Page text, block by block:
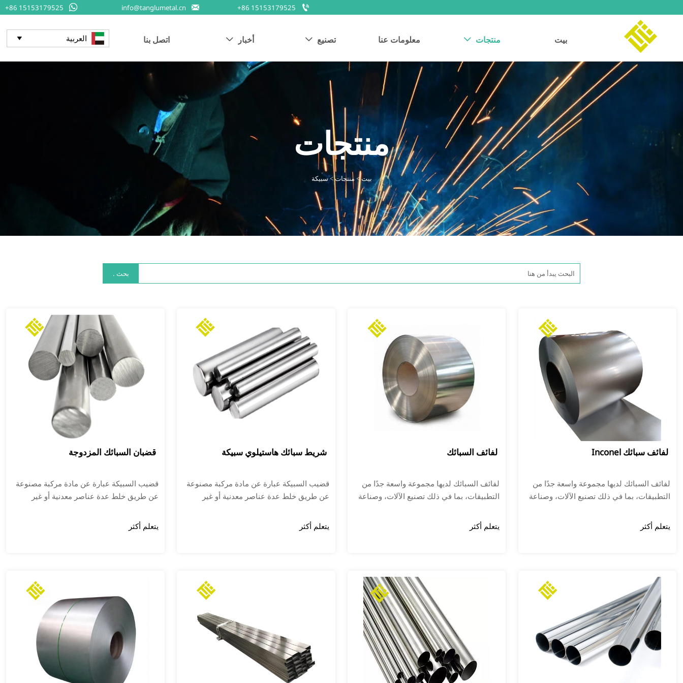

+86 15153179525

info@tanglumetal.cn

+86 15153179525
بيت منتجات  معلومات عنا تصنيع  أخبار  اتصل بنا العربية 
منتجات
بيت> منتجات>سبيكة
بحث .
قضبان السبائك المزدوجة
قضيب السبيكة عبارة عن مادة مركبة مصنوعة
عن طريق خلط عدة عناصر معدنية أو غير
تحضير المواد، والصهر، والصب، والبثق،
والمعالجة الحرارية، والمعالجة الحرارية،
خاصة أخرى. عادة ما يتم تصنيعها عن طريق
معالجة مواد السبائك وهي مادة مهمة في
صناعة المعالجة الميكانيكية والتصنيع. تُستخدم
بشكل رئيسي في صناعات الطيران
والبتروكيماويات والطاقة النووية والسيارات
والبناء والإلكترونيات
يتعلم أكثر
شريط سبائك هاستيلوي سبيكة
قضيب السبيكة عبارة عن مادة مركبة مصنوعة
عن طريق خلط عدة عناصر معدنية أو غير
تحضير المواد، والصهر، والصب، والبثق،
والمعالجة الحرارية، والمعالجة الحرارية،
خاصة أخرى. عادة ما يتم تصنيعها عن طريق
معالجة مواد السبائك وهي مادة مهمة في
صناعة المعالجة الميكانيكية والتصنيع. تُستخدم
بشكل رئيسي في صناعات الطيران
والبتروكيماويات والطاقة النووية والسيارات
والبناء والإلكترونيات
يتعلم أكثر
لفائف السبائك
لفائف السبائك لديها مجموعة واسعة جدًا من
التطبيقات، بما في ذلك تصنيع الآلات، وصناعة
وصناعة الطاقة، وتصنيع قطع غيار السيارات،
وتصنيع الهياكل المعدنية للملاحة الجوية
يتعلم أكثر
لفائف سبائك Inconel
لفائف السبائك لديها مجموعة واسعة جدًا من
التطبيقات، بما في ذلك تصنيع الآلات، وصناعة
وصناعة الطاقة، وتصنيع قطع غيار السيارات،
وتصنيع الهياكل المعدنية للملاحة الجوية
يتعلم أكثر